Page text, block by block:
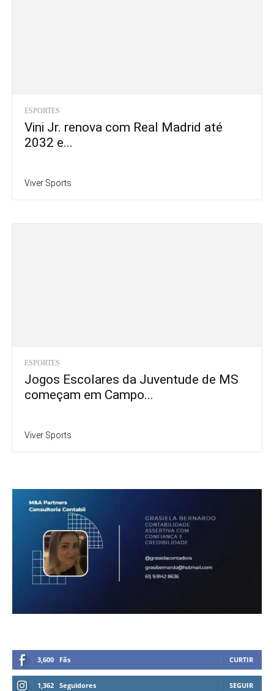
ESPORTES
Vini Jr. renova com Real Madrid até
2032 e...
Viver Sports
ESPORTES
Jogos Escolares da Juventude de MS
começam em Campo...
Viver Sports
3,600 Fãs CURTIR
1,362 Seguidores SEGUIR